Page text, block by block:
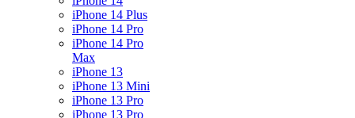
iPhone 14 Plus
iPhone 14 Pro
iPhone 14 Pro
Max
iPhone 13
iPhone 13 Mini
iPhone 13 Pro
iPhone 13 Pro